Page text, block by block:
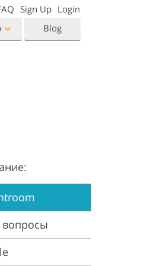
Restoration
Blog
Sign Up Login
вопросы